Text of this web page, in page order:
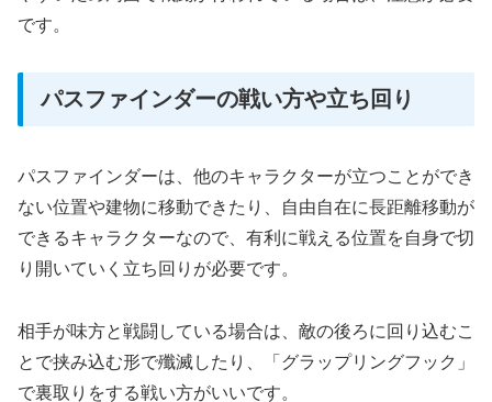
です。
パスファインダーの戦い方や立ち回り
パスファインダーは、他のキャラクターが立つことができ
ない位置や建物に移動できたり、自由自在に長距離移動が
できるキャラクターなので、有利に戦える位置を自身で切
り開いていく立ち回りが必要です。
相手が味方と戦闘している場合は、敵の後ろに回り込むこ
とで挟み込む形で殲滅したり、「グラップリングフック」
で裏取りをする戦い方がいいです。